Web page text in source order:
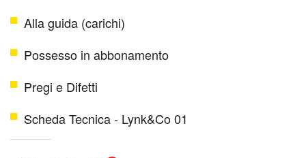
Alla guida (carichi)
Possesso in abbonamento
Pregi e Difetti
Scheda Tecnica - Lynk&Co 01